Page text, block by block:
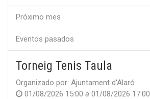
Próximo mes
Eventos pasados
Torneig Tenis Taula
Organizado por: Ajuntament d'Alaró
01/08/2026 15:00 a 01/08/2026 17:00